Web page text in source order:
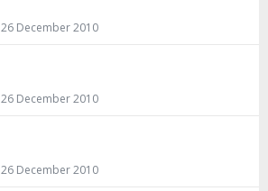
26 December 2010
26 December 2010
26 December 2010